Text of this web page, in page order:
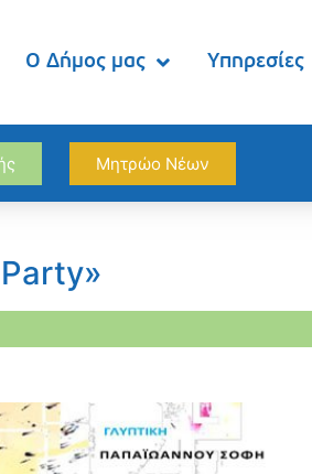
Ο Δήμος μας Υπηρεσίες
Μητρώο Νέων